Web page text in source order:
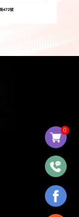
0